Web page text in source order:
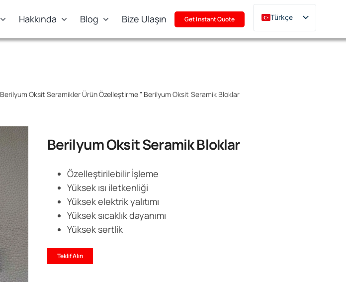
Hakkında Blog Bize Ulaşın Get Instant Quote
Türkçe
English
Berilyum Oksit Seramikler Ürün Özelleştirme" Berilyum Oksit Seramik Bloklar
Berilyum Oksit Seramik Bloklar
Özelleştirilebilir İşleme
Yüksek ısı iletkenliği
Yüksek elektrik yalıtımı
Yüksek sıcaklık dayanımı
Yüksek sertlik
Teklif Alın